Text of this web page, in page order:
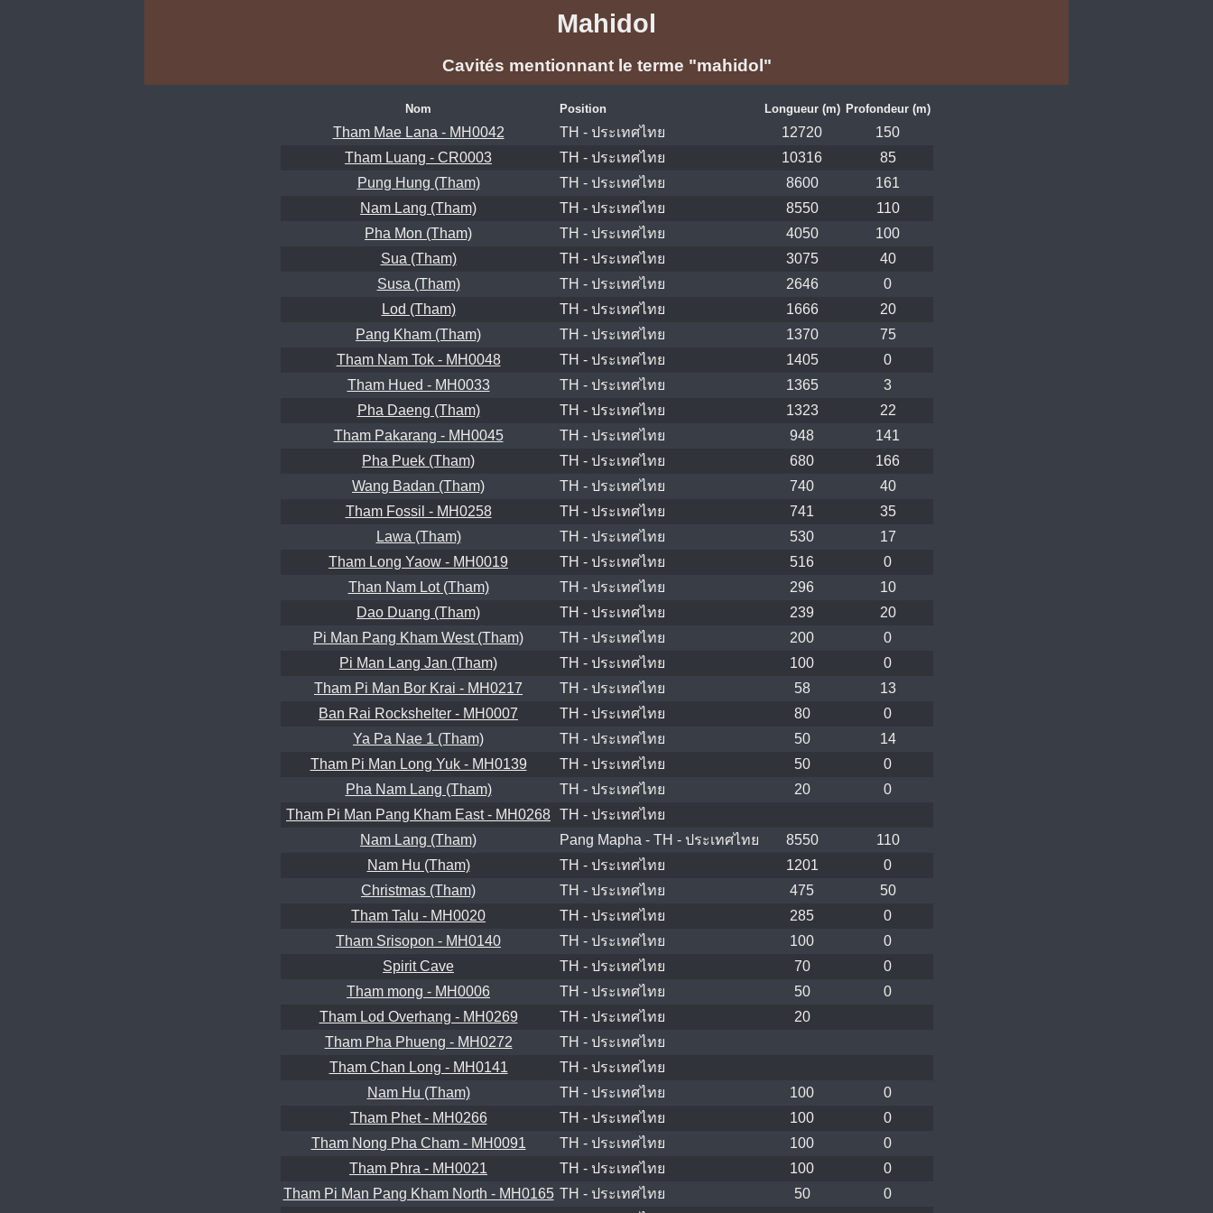
Mahidol
Cavités mentionnant le terme "mahidol"
Nom Position Longueur (m) Profondeur (m)
Tham Mae Lana - MH0042 TH - ประเทศไทย 12720
150
Tham Luang - CR0003
TH - ประเทศไทย 10316
85
Pung Hung (Tham)
TH - ประเทศไทย 8600
161
Nam Lang (Tham)
TH - ประเทศไทย 8550
110
Pha Mon (Tham)
TH - ประเทศไทย 4050
100
Sua (Tham)
TH - ประเทศไทย 3075
40
Susa (Tham)
TH - ประเทศไทย 2646
0
Lod (Tham)
TH - ประเทศไทย 1666
20
Pang Kham (Tham)
TH - ประเทศไทย 1370
75
Tham Nam Tok - MH0048
TH - ประเทศไทย 1405
0
Tham Hued - MH0033
TH - ประเทศไทย 1365
3
Pha Daeng (Tham)
TH - ประเทศไทย 1323
22
Tham Pakarang - MH0045
TH - ประเทศไทย 948
141
Pha Puek (Tham)
TH - ประเทศไทย 680
166
Wang Badan (Tham)
TH - ประเทศไทย 740
40
Tham Fossil - MH0258
TH - ประเทศไทย 741
35
Lawa (Tham)
TH - ประเทศไทย 530
17
Tham Long Yaow - MH0019
TH - ประเทศไทย 516
0
Than Nam Lot (Tham)
TH - ประเทศไทย 296
10
Dao Duang (Tham)
TH - ประเทศไทย 239
20
Pi Man Pang Kham West (Tham)
TH - ประเทศไทย 200
0
Pi Man Lang Jan (Tham)
TH - ประเทศไทย 100
0
Tham Pi Man Bor Krai - MH0217
TH - ประเทศไทย 58
13
Ban Rai Rockshelter - MH0007
TH - ประเทศไทย 80
0
Ya Pa Nae 1 (Tham)
TH - ประเทศไทย 50
14
Tham Pi Man Long Yuk - MH0139
TH - ประเทศไทย 50
0
Pha Nam Lang (Tham)
TH - ประเทศไทย 20
0
Tham Pi Man Pang Kham East - MH0268 TH - ประเทศไทย
Nam Lang (Tham)
Pang Mapha - TH - ประเทศไทย 8550
110
Nam Hu (Tham)
TH - ประเทศไทย 1201
0
Christmas (Tham)
TH - ประเทศไทย 475
50
Tham Talu - MH0020
TH - ประเทศไทย 285
0
Tham Srisopon - MH0140
TH - ประเทศไทย 100
0
Spirit Cave
TH - ประเทศไทย 70
0
Tham mong - MH0006
TH - ประเทศไทย 50
0
Tham Lod Overhang - MH0269
TH - ประเทศไทย
20
Tham Pha Phueng - MH0272
TH - ประเทศไทย
Tham Chan Long - MH0141
TH - ประเทศไทย
Nam Hu (Tham)
TH - ประเทศไทย 100
0
Tham Phet - MH0266
TH - ประเทศไทย 100
0
Tham Nong Pha Cham - MH0091
TH - ประเทศไทย 100
0
Tham Phra - MH0021
TH - ประเทศไทย 100
0
Tham Pi Man Pang Kham North - MH0165 TH - ประเทศไทย 50
0